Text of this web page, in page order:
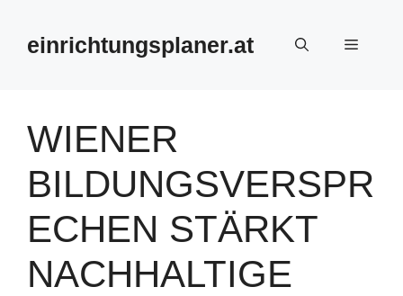
springeneinrichtungsplaner.at Menü
WIENER
BILDUNGSVERSPR
ECHEN STÄRKT
NACHHALTIGE